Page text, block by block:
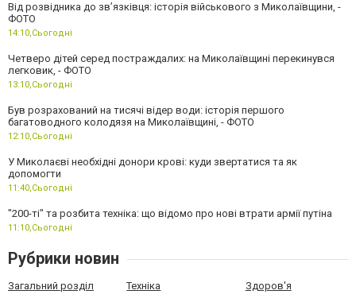
Від розвідника до зв’язківця: історія військового з Миколаївщини, -
ФОТО
14:10,Сьогодні
Четверо дітей серед постраждалих: на Миколаївщині перекинувся
легковик, - ФОТО
13:10,Сьогодні
Був розрахований на тисячі відер води: історія першого
багатоводного колодязя на Миколаївщині, - ФОТО
12:10,Сьогодні
У Миколаєві необхідні донори крові: куди звертатися та як
допомогти
11:40,Сьогодні
"200-ті" та розбита техніка: що відомо про нові втрати армії путіна
11:10,Сьогодні
Рубрики новин
Загальний розділ Техніка Здоров'я